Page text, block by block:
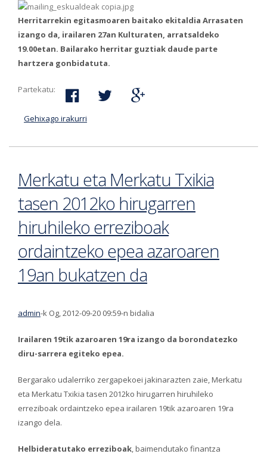
Herritarrekin egitasmoaren baitako ekitaldia Arrasaten
izango da, irailaren 27an Kulturaten, arratsaldeko
19.00etan. Bailarako herritar guztiak daude parte
hartzera gonbidatuta.
Partekatu:
Gehixago irakurri
Gipuzkoako Foru Aldundiko ordezkariekin
Merkatu eta Merkatu Txikia
tasen 2012ko hirugarren
hiruhileko erreziboak
ordaintzeko epea azaroaren
19an bukatzen da
admin-k Og, 2012-09-20 09:59-n bidalia
Irailaren 19tik azaroaren 19ra izango da borondatezko
diru-sarrera egiteko epea.
Bergarako udalerriko zergapekoei jakinarazten zaie, Merkatu
eta Merkatu Txikia tasen 2012ko hirugarren hiruhileko
erreziboak ordaintzeko epea irailaren 19tik azaroaren 19ra
izango dela.
Helbideratutako erreziboak, baimendutako finantza